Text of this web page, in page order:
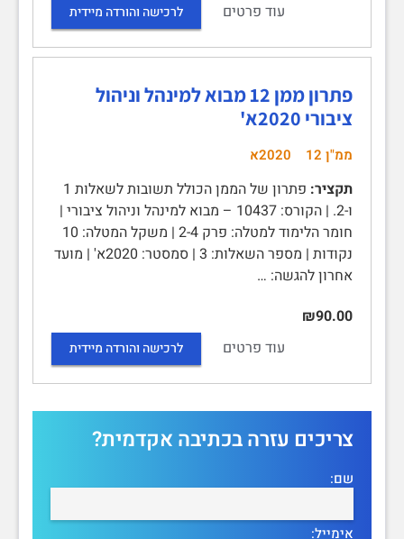
עוד פרטים
לרכישה והורדה מיידית
פתרון ממן 12 מבוא למינהל וניהול
ציבורי 2020א'
ממ"ן 12 2020א
תקציר:
פתרון של הממן הכולל תשובות לשאלות 1
ו-2. | הקורס: 10437 – מבוא למינהל וניהול ציבורי |
חומר הלימוד למטלה: פרק 2-4 | משקל המטלה: 10
נקודות | מספר השאלות: 3 | סמסטר: 2020א' | מועד
אחרון להגשה: …
₪90.00
עוד פרטים
לרכישה והורדה מיידית
צריכים עזרה בכתיבה אקדמית?
שם:
אימייל: